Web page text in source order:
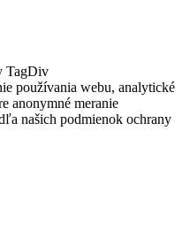
TagDiv
používania webu, analytické
anonymné meranie
našich podmienok ochrany